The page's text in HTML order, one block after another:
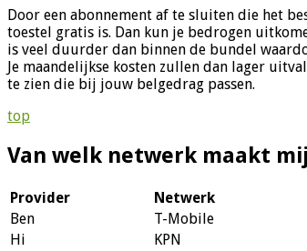
Door een abonnement af te sluiten die het
toestel gratis is. Dan kun je bedrogen
is veel duurder dan binnen de bundel
Je maandelijkse kosten zullen dan lager
te zien die bij jouw belgedrag passen.
top
Van welk netwerk maakt
Provider
Netwerk
Ben
T-Mobile
Hi
KPN